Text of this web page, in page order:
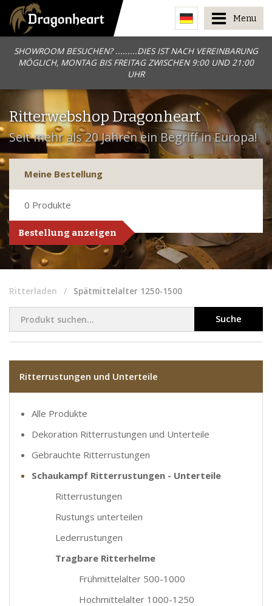
SHOWROOM BESUCHEN? .........DIES IST NACH VEREINBARUNG
MÖGLICH, MONTAG BIS FREITAG ZWISCHEN 9:00 UND 21:00
UHR
Menu
Ritterwebshop Dragonheart
Seit mehr als 20 Jahren ein Begriff in Europa!
Meine Bestellung
0 Produkte
Bestellung anzeigen
Ritterladen Spätmittelalter 1250-1500
Suche
Ritterrustungen und Unterteile
Alle Produkte
Dekoration Ritterrustungen und Unterteile
Gebrauchte Ritterrustungen
Schaukampf Ritterrustungen - Unterteile
Ritterrustungen
Rustungs unterteilen
Lederrustungen
Tragbare Ritterhelme
Frühmittelalter 500-1000
Hochmittelalter 1000-1250